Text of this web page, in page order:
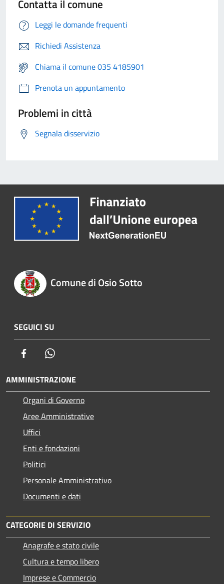
Contatta il comune
Leggi le domande frequenti
Richiedi Assistenza
Chiama il comune 035 4185901
Prenota un appuntamento
Problemi in città
Segnala disservizio
Comune di Osio Sotto
SEGUICI SU
Facebook
AMMINISTRAZIONE
Organi di Governo
Aree Amministrative
Uffici
Enti e fondazioni
Politici
Personale Amministrativo
Documenti e dati
CATEGORIE DI SERVIZIO
Anagrafe e stato civile
Cultura e tempo libero
Imprese e Commercio